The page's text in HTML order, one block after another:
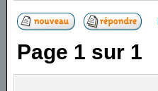
Page 1 sur 1